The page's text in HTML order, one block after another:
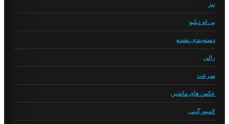
بنز
بی ام دبلیو
دسته‌بندی نشده
رالی
سرعت
عکس های ماشین
لامبورگینی